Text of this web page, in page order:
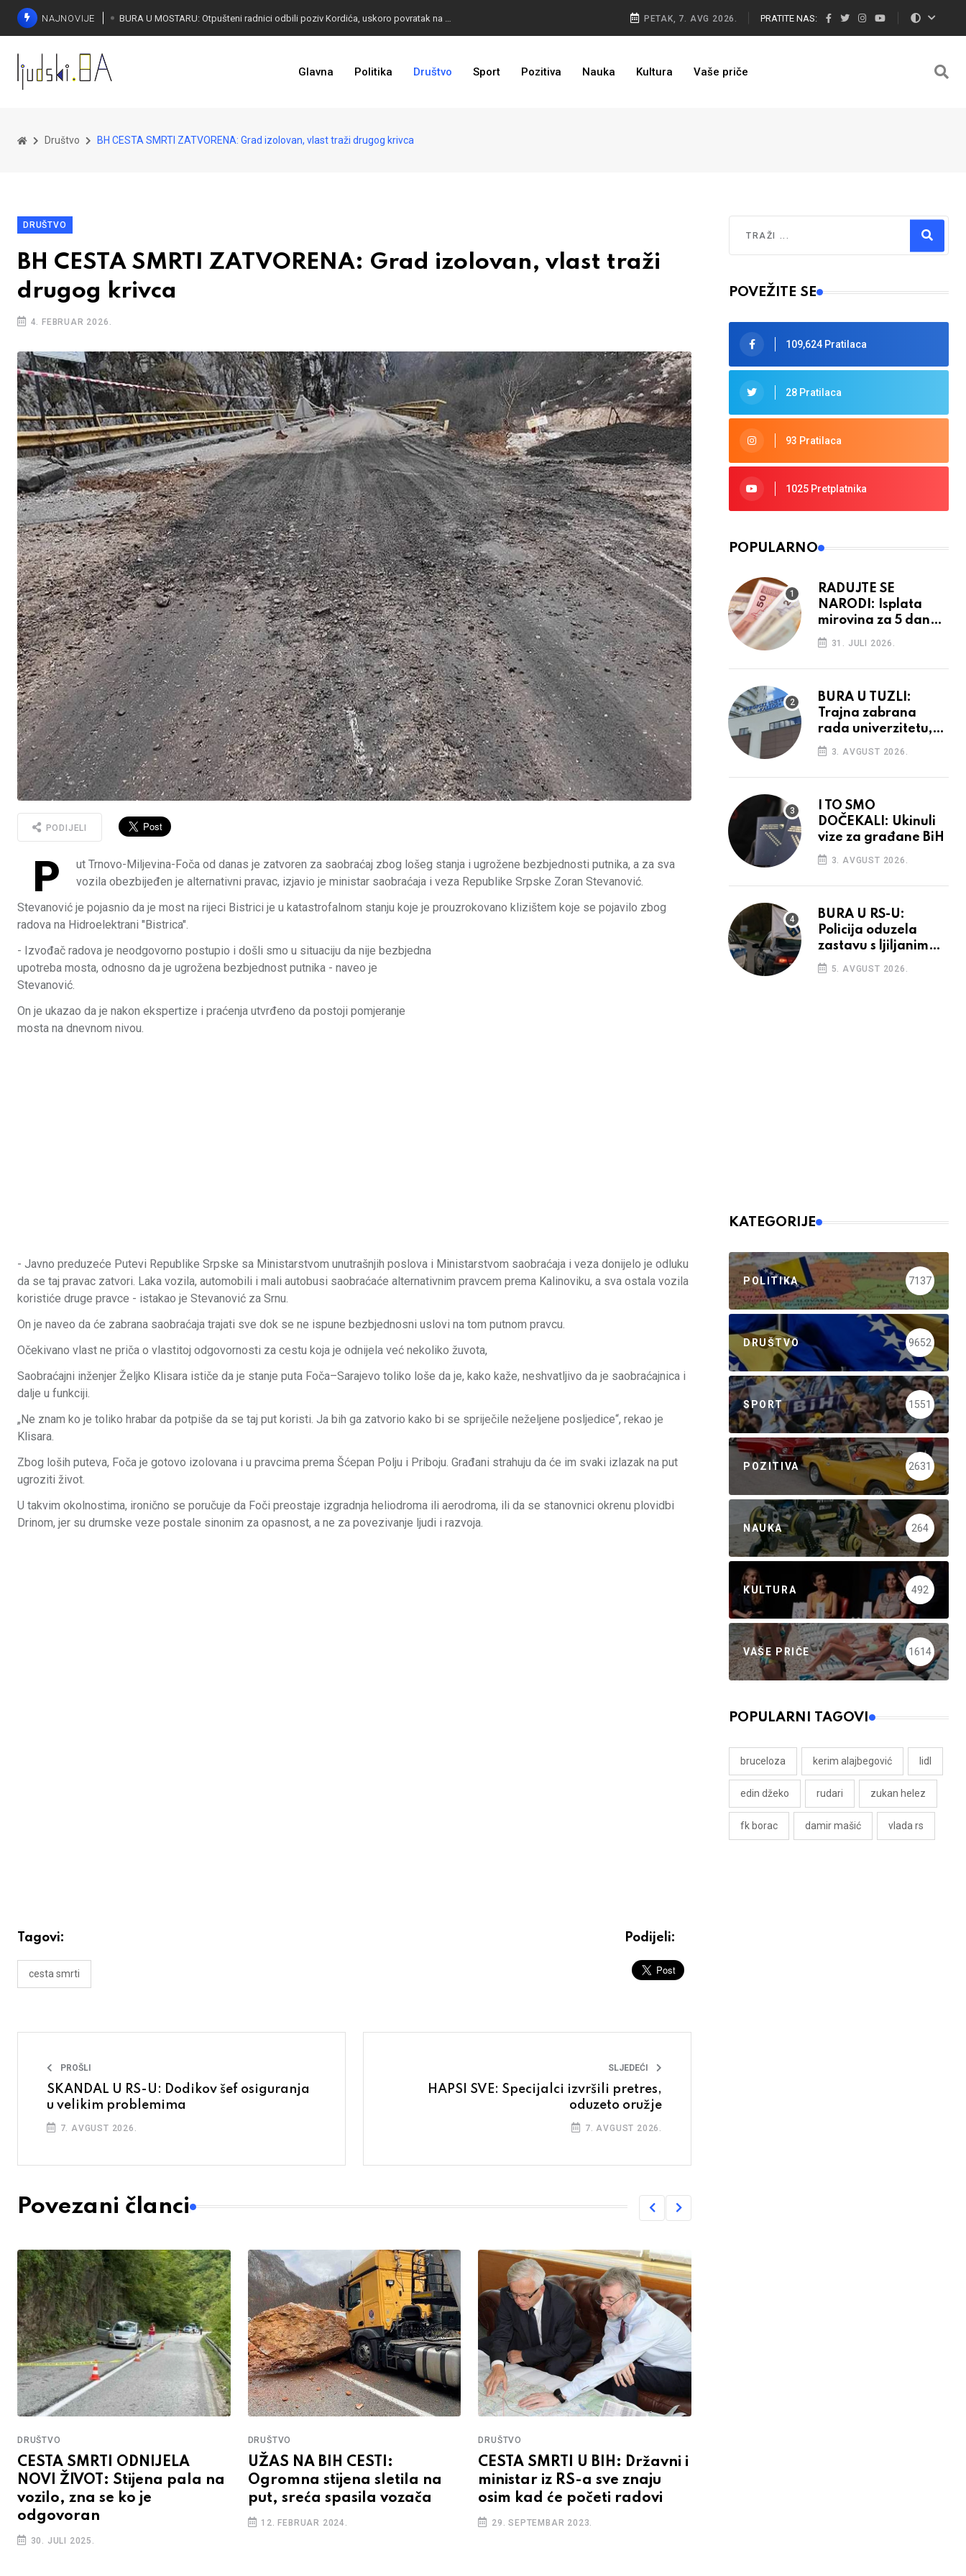
NAJNOVIJE PETAK, 7. AVG 2026. PRATITE NAS:
Glavna Politika Društvo Sport Pozitiva Nauka Kultura Vaše priče
Društvo BH CESTA SMRTI ZATVORENA: Grad izolovan, vlast traži drugog krivca
DRUŠTVO
BH CESTA SMRTI ZATVORENA: Grad izolovan, vlast traži
drugog krivca
4. FEBRUAR 2026.
PODIJELI
P
ut Trnovo-Miljevina-Foča od danas je zatvoren za saobraćaj zbog lošeg stanja i ugrožene bezbjednosti putnika, a za sva
vozila obezbijeđen je alternativni pravac, izjavio je ministar saobraćaja i veza Republike Srpske Zoran Stevanović.
Stevanović je pojasnio da je most na rijeci Bistrici je u katastrofalnom stanju koje je prouzrokovano klizištem koje se pojavilo zbog
radova na Hidroelektrani "Bistrica".
- Izvođač radova je neodgovorno postupio i došli smo u situaciju da nije bezbjedna
upotreba mosta, odnosno da je ugrožena bezbjednost putnika - naveo je
Stevanović.
On je ukazao da je nakon ekspertize i praćenja utvrđeno da postoji pomjeranje
mosta na dnevnom nivou.
- Јavno preduzeće Putevi Republike Srpske sa Ministarstvom unutrašnjih poslova i Ministarstvom saobraćaja i veza donijelo je odluku
da se taj pravac zatvori. Laka vozila, automobili i mali autobusi saobraćaće alternativnim pravcem prema Kalinoviku, a sva ostala vozila
koristiće druge pravce - istakao je Stevanović za Srnu.
On je naveo da će zabrana saobraćaja trajati sve dok se ne ispune bezbjednosni uslovi na tom putnom pravcu.
Očekivano vlast ne priča o vlastitoj odgovornosti za cestu koja je odnijela već nekoliko žuvota,
Saobraćajni inženjer Željko Klisara ističe da je stanje puta Foča–Sarajevo toliko loše da je, kako kaže, neshvatljivo da je saobraćajnica i
dalje u funkciji.
„Ne znam ko je toliko hrabar da potpiše da se taj put koristi. Ja bih ga zatvorio kako bi se spriječile neželjene posljedice“, rekao je
Klisara.
Zbog loših puteva, Foča je gotovo izolovana i u pravcima prema Šćepan Polju i Priboju. Građani strahuju da će im svaki izlazak na put
ugroziti život.
U takvim okolnostima, ironično se poručuje da Foči preostaje izgradnja heliodroma ili aerodroma, ili da se stanovnici okrenu plovidbi
Drinom, jer su drumske veze postale sinonim za opasnost, a ne za povezivanje ljudi i razvoja.
Tagovi:
cesta smrti
Podijeli:
PROŠLI
SKANDAL U RS-U: Dodikov šef osiguranja
u velikim problemima
7. AVGUST 2026.
SLJEDEĆI
HAPSI SVE: Specijalci izvršili pretres,
oduzeto oružje
7. AVGUST 2026.
Povezani članci
DRUŠTVO
CESTA SMRTI ODNIJELA
NOVI ŽIVOT: Stijena pala na
vozilo, zna se ko je
odgovoran
30. JULI 2025.
DRUŠTVO
UŽAS NA BIH CESTI:
Ogromna stijena sletila na
put, sreća spasila vozača
12. FEBRUAR 2024.
DRUŠTVO
CESTA SMRTI U BIH: Državni i
ministar iz RS-a sve znaju
osim kad će početi radovi
29. SEPTEMBAR 2023.
Type 2 or more characters for results.
POVEŽITE SE
109,624 Pratilaca
28 Pratilaca
93 Pratilaca
1025 Pretplatnika
POPULARNO
RADUJTE SE
NARODI: Isplata
mirovina za 5 dana,
retroaktivna
povećanja
31. JULI 2026.
BURA U TUZLI:
Trajna zabrana
rada univerzitetu,
provedba sudskih
odluka
3. AVGUST 2026.
I TO SMO
DOČEKALI: Ukinuli
vize za građane BiH
3. AVGUST 2026.
BURA U RS-U:
Policija oduzela
zastavu s ljiljanima,
uručila prekršajni
nalog
5. AVGUST 2026.
KATEGORIJE
POLITIKA 7137
DRUŠTVO 9652
SPORT 1551
POZITIVA 2631
NAUKA 264
KULTURA 492
VAŠE PRIČE 1614
POPULARNI TAGOVI
bruceloza kerim alajbegović lidl
edin džeko rudari zukan helez
fk borac damir mašić vlada rs